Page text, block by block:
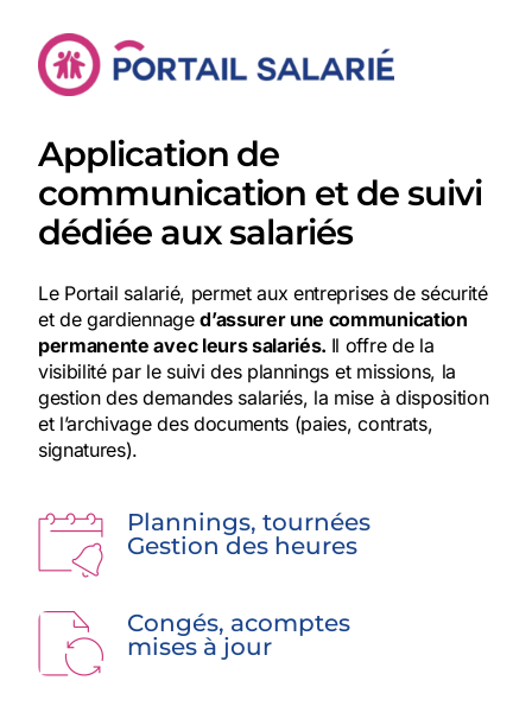
Application de
communication et de suivi
dédiée aux salariés
Le Portail salarié, permet aux entreprises de sécurité
et de gardiennaged’assurer une communication
permanente avec leurs salariés. Il offre de la
visibilité par le suivi des plannings et missions, la
gestion des demandes salariés, la mise à disposition
et l’archivage des documents (paies, contrats,
signatures).
Plannings, tournées
Gestion des heures
Congés, acomptes
mises à jour